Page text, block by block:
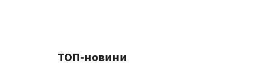
ТОП-новини